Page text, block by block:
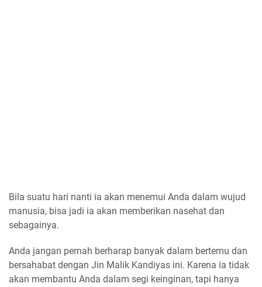
Bila suatu hari nanti ia akan menemui Anda dalam wujud
manusia, bisa jadi ia akan memberikan nasehat dan
sebagainya.
Anda jangan pernah berharap banyak dalam bertemu dan
bersahabat dengan Jin Malik Kandiyas ini. Karena ia tidak
akan membantu Anda dalam segi keinginan, tapi hanya